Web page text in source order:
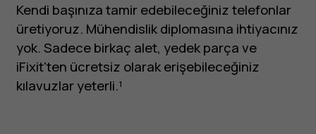
Kendi başınıza tamir edebileceğiniz telefonlar
üretiyoruz. Mühendislik diplomasına ihtiyacınız
yok. Sadece birkaç alet, yedek parça ve
iFixit'ten ücretsiz olarak erişebileceğiniz
kılavuzlar yeterli.¹